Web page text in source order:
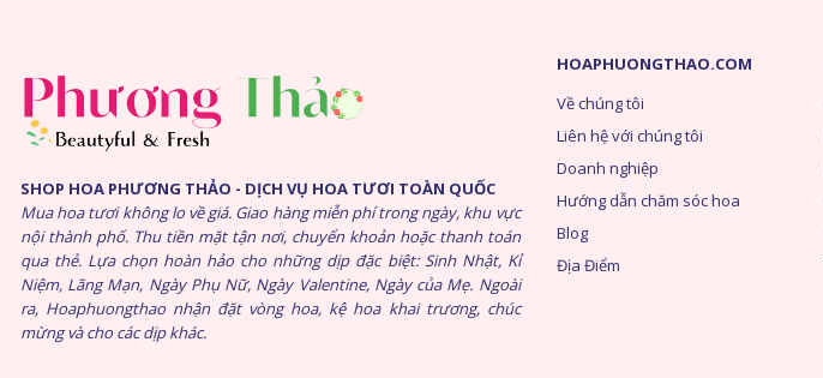
SHOP HOA PHƯƠNG THẢO - DỊCH VỤ HOA TƯƠI TOÀN QUỐC
Mua hoa tươi không lo về giá. Giao hàng miễn phí trong ngày, khu vực
nội thành phố. Thu tiền mặt tận nơi, chuyển khoản hoặc thanh toán
qua thẻ. Lựa chọn hoàn hảo cho những dịp đặc biệt: Sinh Nhật, Kỉ
Niệm, Lãng Mạn, Ngày Phụ Nữ, Ngày Valentine, Ngày của Mẹ. Ngoài
ra, Hoaphuongthao nhận đặt vòng hoa, kệ hoa khai trương, chúc
mừng và cho các dịp khác.
HOAPHUONGTHAO.COM
Về chúng tôi
Liên hệ với chúng tôi
Doanh nghiệp
Hướng dẫn chăm sóc hoa
Blog
Địa Điểm